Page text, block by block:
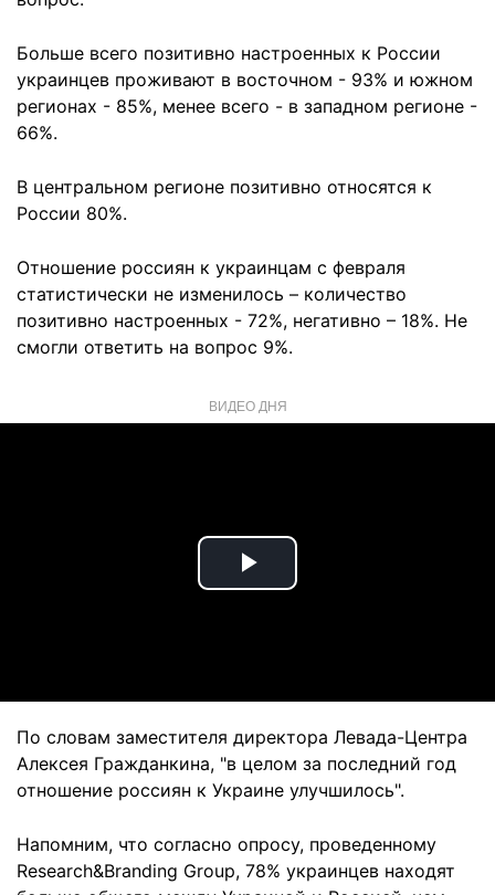
Больше всего позитивно настроенных к России
украинцев проживают в восточном - 93% и южном
регионах - 85%, менее всего - в западном регионе -
66%.
В центральном регионе позитивно относятся к
России 80%.
Отношение россиян к украинцам с февраля
статистически не изменилось – количество
позитивно настроенных - 72%, негативно – 18%. Не
смогли ответить на вопрос 9%.
ВИДЕО ДНЯ
Play
По словам заместителя директора Левада-Центра
Алексея Гражданкина, "в целом за последний год
отношение россиян к Украине улучшилось".
Напомним, что согласно опросу, проведенному
Research&Branding Group, 78% украинцев находят